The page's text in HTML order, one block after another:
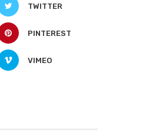
TWITTER
PINTEREST
VIMEO